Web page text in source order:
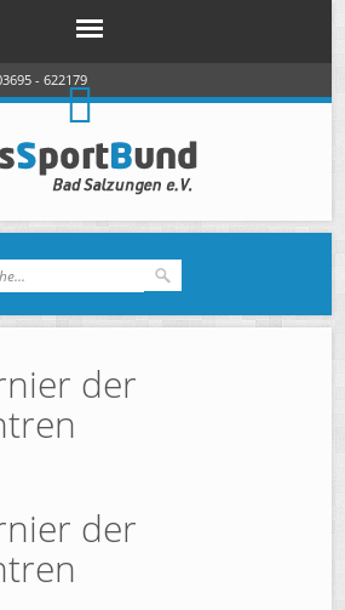
- 622179
der
der